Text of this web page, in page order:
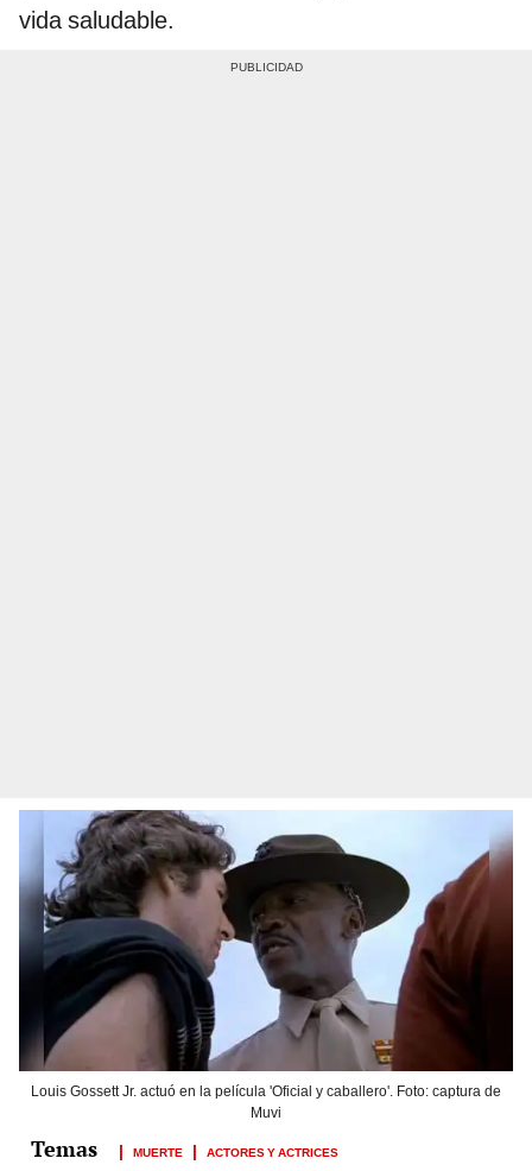
vida saludable.
Louis Gossett Jr. actuó en la película 'Oficial y caballero'. Foto: captura de
Muvi
MUERTE ACTORES Y ACTRICES